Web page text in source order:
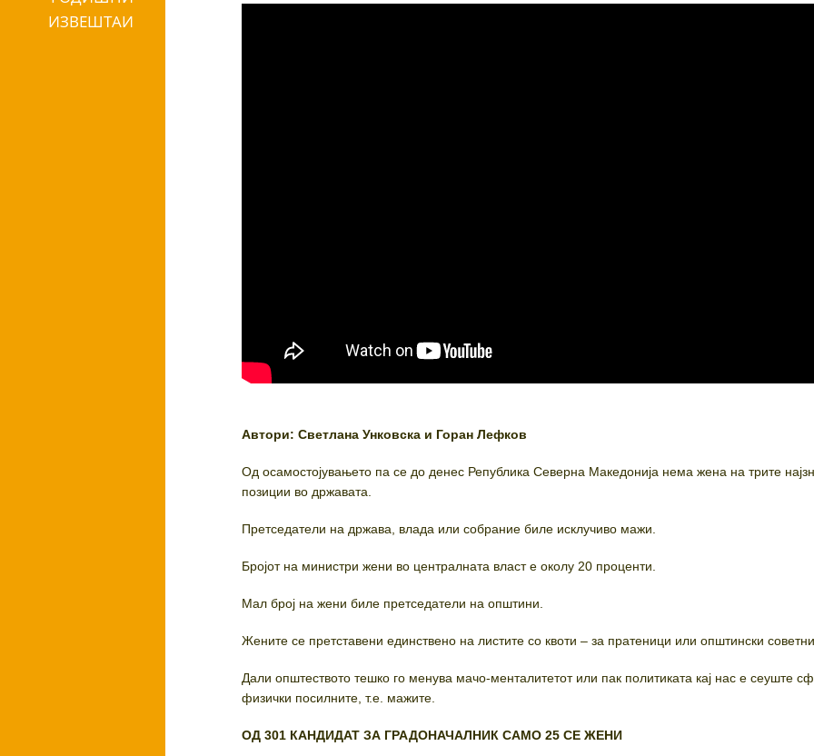
ИЗВЕШТАИ
Автори: Светлана Унковска и Горан Лефков
Од осамостојувањето па се до денес Република Северна Македонија нема жена на трите
позиции во државата.
Претседатели на држава, влада или собрание биле исклучиво мажи.
Бројот на министри жени во централната власт е околу 20 проценти.
Мал број на жени биле претседатели на општини.
Жените се претставени единствено на листите со квоти – за пратеници или општински
Дали општеството тешко го менува мачо-менталитетот или пак политиката кај нас е сеуште
физички посилните, т.е. мажите.
ОД 301 КАНДИДАТ ЗА ГРАДОНАЧАЛНИК САМО 25 СЕ ЖЕНИ